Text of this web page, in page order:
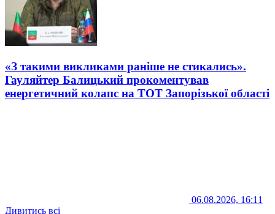
«З такими викликами раніше не стикались».
Гауляйтер Балицький прокоментував
енергетичний колапс на ТОТ Запорізької області
06.08.2026, 16:11
Дивитись всі